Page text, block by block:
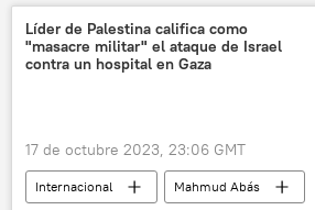
Fuerzas de Defensa de Israel (FDI)
Líder de Palestina califica como
"masacre militar" el ataque de Israel
contra un hospital en Gaza
17 de octubre 2023, 23:06 GMT
Internacional
Mahmud Abás